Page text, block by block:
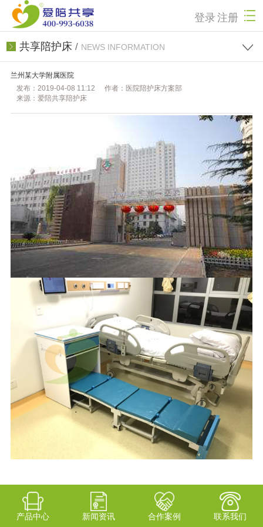
登录 注册
共享陪护床 / NEWS INFORMATION
兰州某大学附属医院
发布：2019-04-08 11:12
作者：医院陪护床方案部
来源：爱陪共享陪护床
产品中心 新闻资讯 合作案例 联系我们